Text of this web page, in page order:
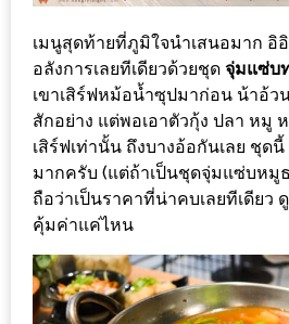
พิเศษ
ร้าน
อาหาร
ใน
เชียงใหม่
หนาว
นัก
ใช่
เมนูสุดท้ายที่ภูมิใจนำเสนอมาก อิ
อลังการเลยทีเดียวด้วยชุด จุ่มแซ่บ
เขาเสิร์ฟหม้อน้ำซุปมาก่อน น้าอ้ว
สักอย่าง แต่พอเอาตัวกุ้ง ปลา หมู
เสิร์ฟเท่านั้น ถึงบางอ้อกันเลย ชุดนี้
มากครับ (แต่ถ้าเป็นชุดจุ่มแซ่บหมู
ถือว่าเป็นราคาที่น่าคบเลยทีเดียว
คุ้มค่าแค่ไหน